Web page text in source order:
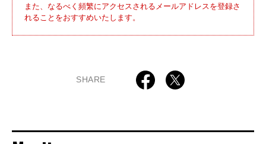
また、なるべく頻繁にアクセスされるメールアドレスを登録さ
れることをおすすめいたします。
SHARE